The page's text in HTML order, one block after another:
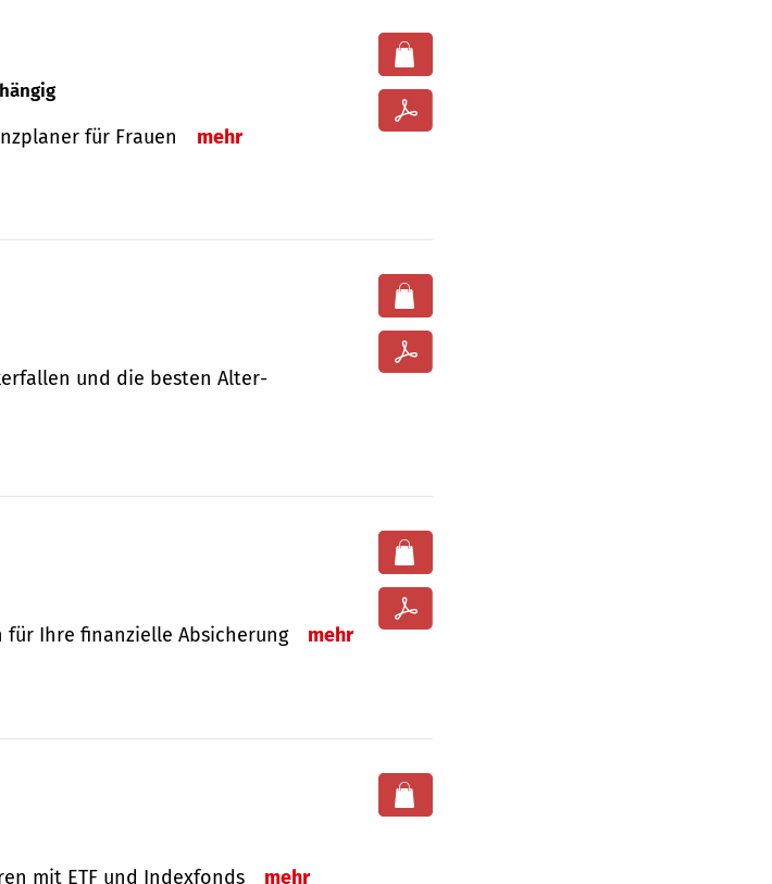
für Frauen mehr
und die besten Alter­
für Ihre finanzielle Absicherung mehr
mit ETF und Indexfonds mehr